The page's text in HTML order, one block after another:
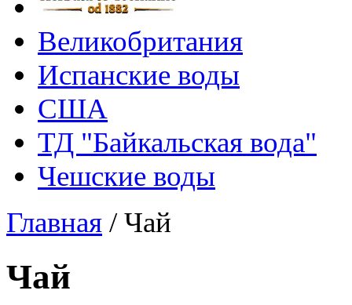
Великобритания
Испанские воды
США
ТД "Байкальская вода"
Чешские воды
Главная /Чай
Чай